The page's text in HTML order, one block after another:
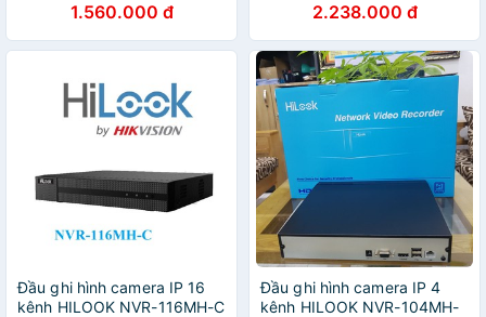
1.560.000 đ 2.238.000 đ
Đầu ghi hình camera IP 16
kênh HILOOK NVR-116MH-C
Đầu ghi hình camera IP 4
kênh HILOOK NVR-104MH-